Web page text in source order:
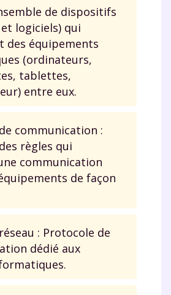
de dispositifs
logiciels) qui
des équipements
(ordinateurs,
tablettes,
entre eux.
communication :
règles qui
communication
de façon
: Protocole de
dédié aux
exercer vos droits, vous pouvez
.